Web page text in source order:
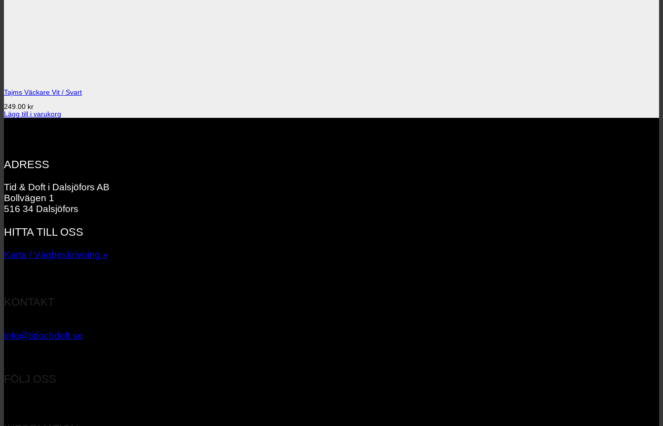
Tajms Väckare Vit / Svart
249.00 kr
Lägg till i varukorg
ADRESS
Tid & Doft i Dalsjöfors AB
Bollvägen 1
516 34 Dalsjöfors
HITTA TILL OSS
Karta / Vägbeskrivning »
KONTAKT
info@tidochdoft.se
FÖLJ OSS